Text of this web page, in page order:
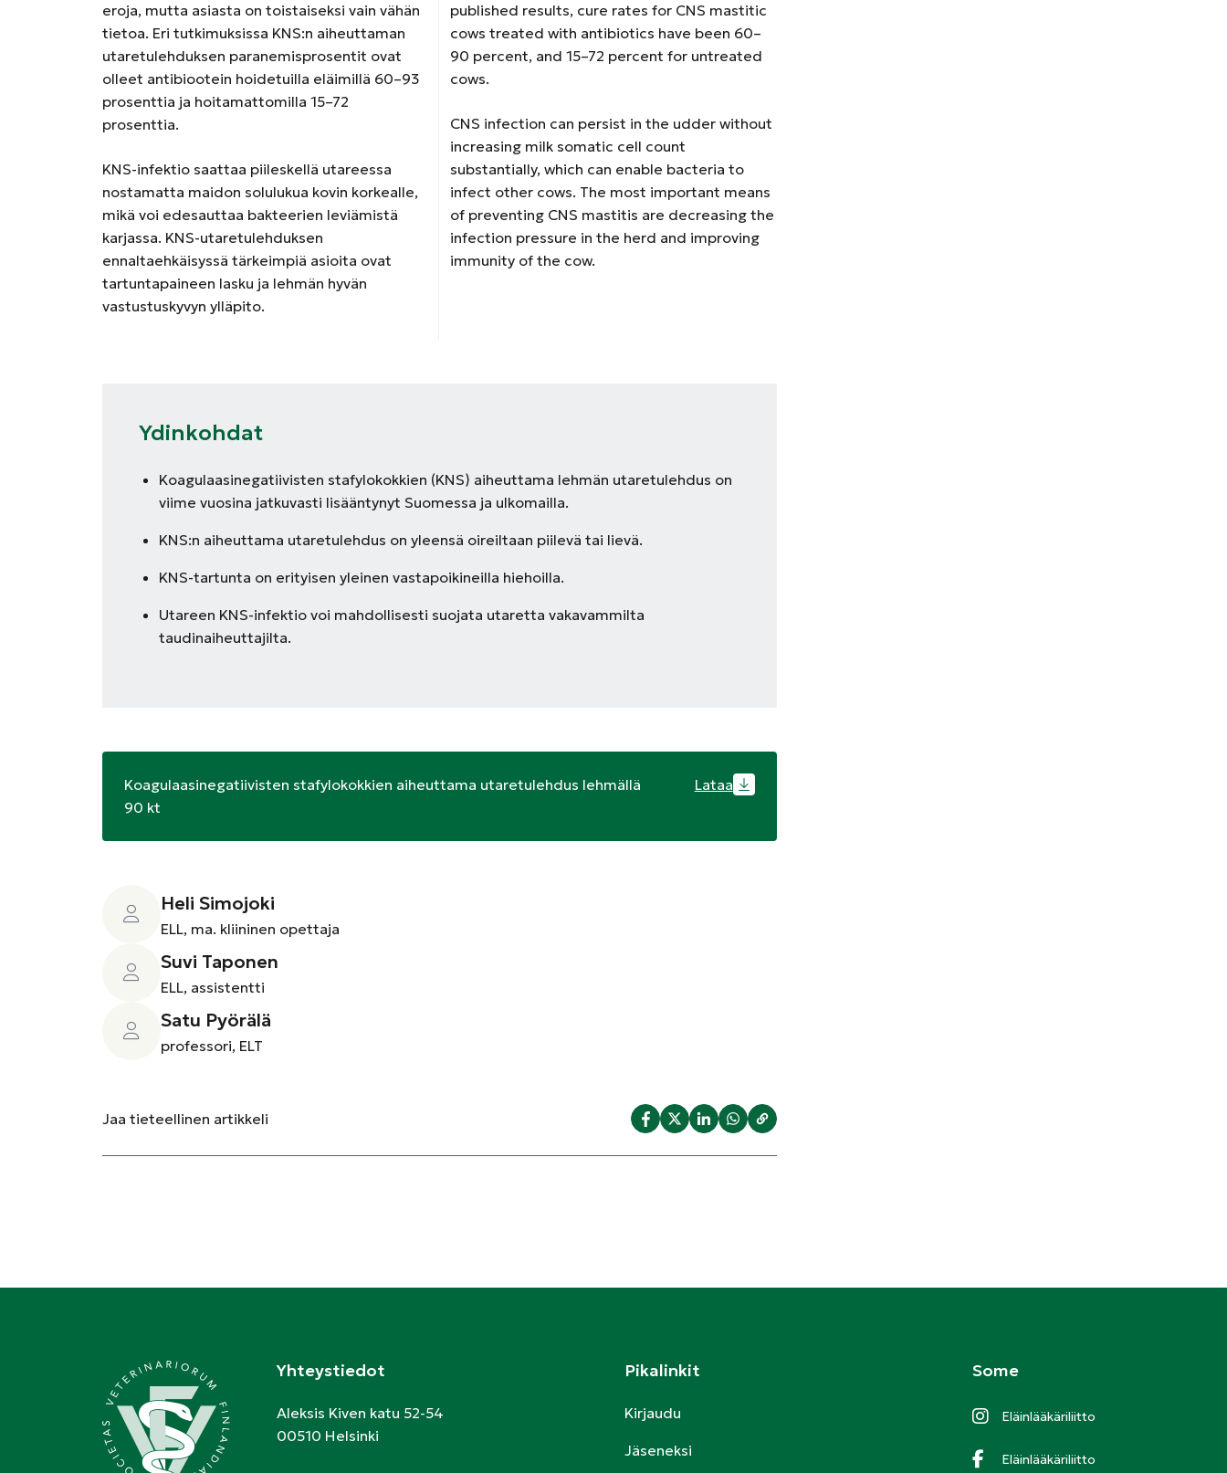
eroja, mutta asiasta on toistaiseksi vain vähän
tietoa. Eri tutkimuksissa KNS:n aiheuttaman
utaretulehduksen paranemisprosentit ovat
olleet antibiootein hoidetuilla eläimillä 60–93
prosenttia ja hoitamattomilla 15–72
prosenttia.
KNS-infektio saattaa piileskellä utareessa
nostamatta maidon solulukua kovin korkealle,
mikä voi edesauttaa bakteerien leviämistä
karjassa. KNS-utaretulehduksen
ennaltaehkäisyssä tärkeimpiä asioita ovat
tartuntapaineen lasku ja lehmän hyvän
vastustuskyvyn ylläpito.
published results, cure rates for CNS mastitic
cows treated with antibiotics have been 60–
90 percent, and 15–72 percent for untreated
cows.
CNS infection can persist in the udder without
increasing milk somatic cell count
substantially, which can enable bacteria to
infect other cows. The most important means
of preventing CNS mastitis are decreasing the
infection pressure in the herd and improving
immunity of the cow.
Ydinkohdat
Koagulaasinegatiivisten stafylokokkien (KNS) aiheuttama lehmän utaretulehdus on
viime vuosina jatkuvasti lisääntynyt Suomessa ja ulkomailla.
KNS:n aiheuttama utaretulehdus on yleensä oireiltaan piilevä tai lievä.
KNS-tartunta on erityisen yleinen vastapoikineilla hiehoilla.
Utareen KNS-infektio voi mahdollisesti suojata utaretta vakavammilta
taudinaiheuttajilta.
Koagulaasinegatiivisten stafylokokkien aiheuttama utaretulehdus lehmällä
90 kt
Lataa
Heli Simojoki
ELL, ma. kliininen opettaja
Suvi Taponen
ELL, assistentti
Satu Pyörälä
professori, ELT
Jaa tieteellinen artikkeli
Yhteystiedot
Aleksis Kiven katu 52-54
00510 Helsinki
Pikalinkit
Kirjaudu
Jäseneksi
Some
Eläinlääkäriliitto
Eläinlääkäriliitto